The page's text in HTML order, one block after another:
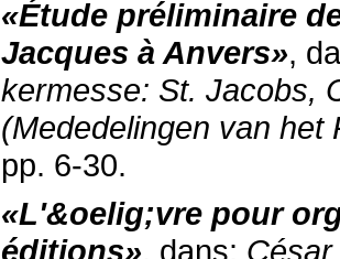
«Étude préliminaire
Jacques à Anvers»,
kermesse: St. Jacobs,
(Mededelingen van
pp. 6-30.
«L'&oelig;vre pour
éditions», dans: